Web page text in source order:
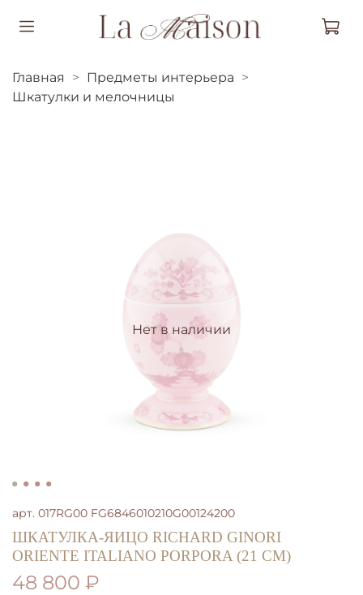
Главная
Предметы интерьера
Шкатулки и мелочницы
Нет в наличии
арт. 017RG00 FG6846010210G00124200
ШКАТУЛКА-ЯИЦО RICHARD GINORI
ORIENTE ITALIANO PORPORA (21 СМ)
48 800 ₽